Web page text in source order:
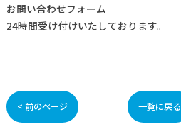
お問い合わせフォーム
24時間受け付けいたしております。
< 前のページ 一覧に戻る